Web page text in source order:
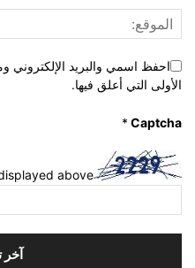
احفظ اسمي والبريد الإلكتروني
الأولى التي أعلق فيها.
Captcha
*
above: